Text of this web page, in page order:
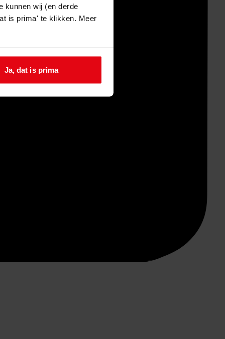
kunnen wij (en derde
is prima' te klikken. Meer
Ja, dat is prima